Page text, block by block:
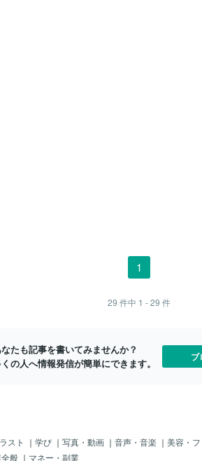
1
29 件中 1 - 29 件
たも記事を書いてみませんか？
の人へ情報発信が簡単にできます。
ブ
スト ｜ 学び ｜ 写真・動画 ｜ 音声・音楽 ｜ 美容・
般 ｜ マネー・副業